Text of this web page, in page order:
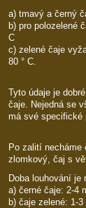
a) tmavý a černý
b) pro polozelené
C
c) zelené čaje
80 ° C.
Tyto údaje je
čaje. Nejedná se
má své specifické
Po zalití necháme
zlomkový, čaj s
Doba louhování je
a) černé čaje: 2-4
b) čaje zelené: 1-3